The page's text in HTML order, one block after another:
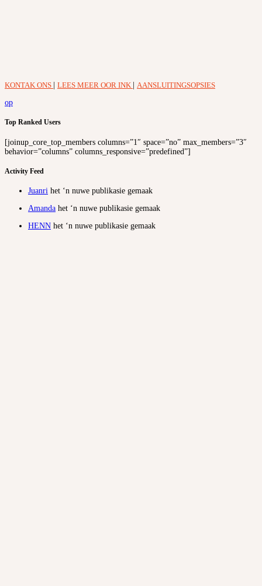
KONTAK ONS LEES MEER OOR INK
AANSLUITINGSOPSIES
op
Top Ranked Users
[joinup_core_top_members columns=”1″ space=”no” max_members=”3″
behavior=”columns” columns_responsive=”predefined”]
Activity Feed
Juanri het ‘n nuwe publikasie gemaak
Amanda het ‘n nuwe publikasie gemaak
HENN het ‘n nuwe publikasie gemaak